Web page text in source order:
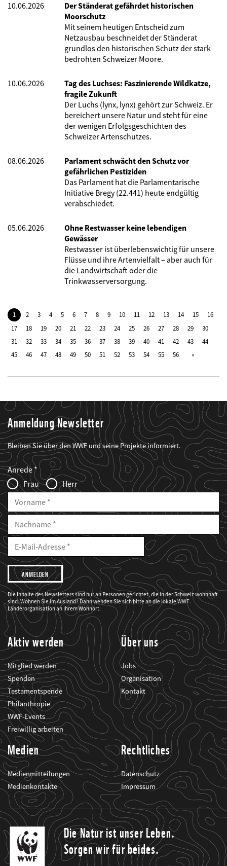
10.06.2026
Der Ständerat gefährdet historischen
Moorschutz
Mit seinem heutigen Entscheid zum
Netzausbau beschneidet der Ständerat
grundlos den historischen Schutz der stark
bedrohten Schweizer Moore.
10.06.2026
Tag des Luchses: Faszinierende Wildkatze,
fragile Zukunft
Der Luchs (lynx, lynx) gehört zur Schweiz. Er
bereichert unsere Natur und steht für eine
der wenigen Erfolgsgeschichten des
Schweizer Artenschutzes.
08.06.2026
Parlament schwächt den Schutz vor
gefährlichen Pestiziden
Das Parlament hat die Parlamentarische
Initiative Bregy (22.441) heute endgültig
verabschiedet.
05.06.2026
Ohne Restwasser keine lebendigen
Gewässer
Restwasser ist überlebenswichtig für unsere
Flüsse und ihre Artenvielfalt – aber auch für
die Landwirtschaft oder die
Trinkwasserversorgung.
1 2 3 4 5 6 7 8 9 10 11 12 13 14 15
16
17
18 19 20 21 22 23 24 25 26 27 28 29
30
31
32 33 34 35 36 37 38 39 40 41 42 43
44
45
46 47 48 49 50 51 52 53 54 55 56
Anmeldung Newsletter
Bleiben Sie über den WWF und seine Projekte informiert.
Web2Case
Infofelder
Fieldset
anrede_name
Anrede
Frau
Herr
Vorname
Nachname
E-
Mailadresse
E-
Adresse
Ich
möchte,
dass
der
WWF
mich
über
seine
Projekte
informiert.
Die Inhalte des Newsletters sind nur an Personen gerichtet, die in der Schweiz wohnhaft
sind. Wohnen Sie im Ausland? Dann wenden Sie sich bitte an die lokale WWF-
Länderorganisation an Ihrem Wohnort.
Aktiv werden
Mitglied werden
Spenden
Testamentspende
Philanthropie
WWF-Events
Freiwillig arbeiten
Über uns
Jobs
Organisation
Kontakt
Medien
Medienmitteilungen
Medienkontakte
Rechtliches
Datenschutz
Impressum
Die Natur ist unser Leben.
Sorgen wir für beides.